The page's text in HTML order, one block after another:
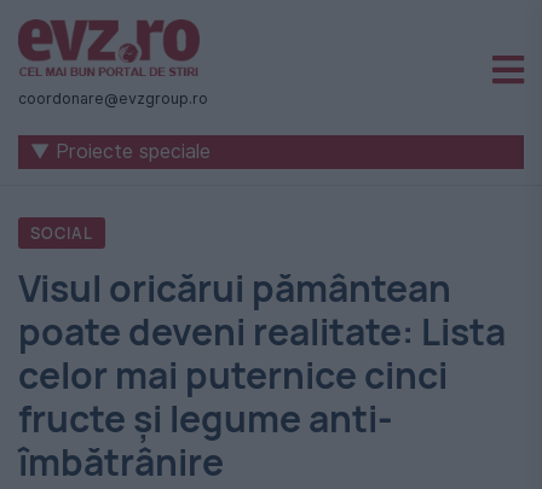
Știri
naționale
internaționale
România
-
Evenimentul
Zilei
coordonare@evzgroup.ro
▼ Proiecte speciale
SOCIAL
Visul oricărui pământean
poate deveni realitate: Lista
celor mai puternice cinci
fructe și legume anti-
îmbătrânire